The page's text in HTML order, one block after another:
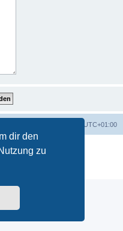
dir den
zu
UTC+01:00
© phpBB Limited
phpBB.de